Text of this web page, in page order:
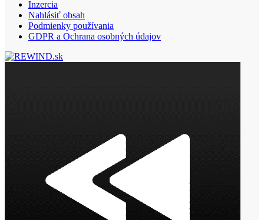
Inzercia
Nahlásiť obsah
Podmienky používania
GDPR a Ochrana osobných údajov